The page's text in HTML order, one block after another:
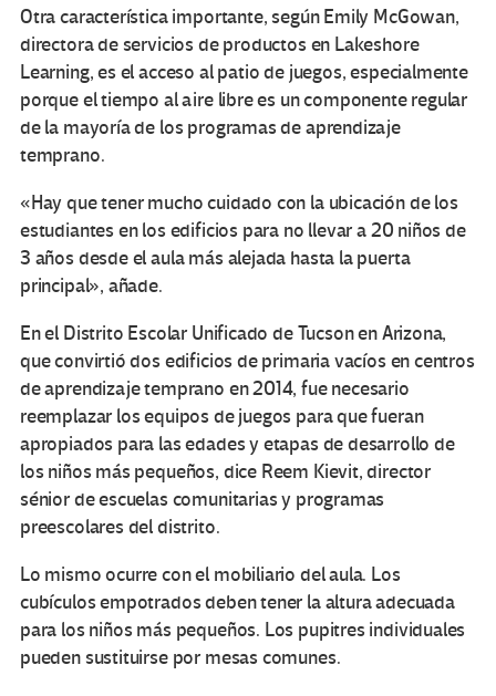
Otra característica importante, según Emily McGowan,
directora de servicios de productos en Lakeshore
Learning, es el acceso al patio de juegos, especialmente
porque el tiempo al aire libre es un componente regular
de la mayoría de los programas de aprendizaje
temprano.
«Hay que tener mucho cuidado con la ubicación de los
estudiantes en los edificios para no llevar a 20 niños de
3 años desde el aula más alejada hasta la puerta
principal», añade.
En el Distrito Escolar Unificado de Tucson en Arizona,
que convirtió dos edificios de primaria vacíos en centros
de aprendizaje temprano en 2014, fue necesario
reemplazar los equipos de juegos para que fueran
apropiados para las edades y etapas de desarrollo de
los niños más pequeños, dice Reem Kievit, director
sénior de escuelas comunitarias y programas
preescolares del distrito.
Lo mismo ocurre con el mobiliario del aula. Los
cubículos empotrados deben tener la altura adecuada
para los niños más pequeños. Los pupitres individuales
pueden sustituirse por mesas comunes.